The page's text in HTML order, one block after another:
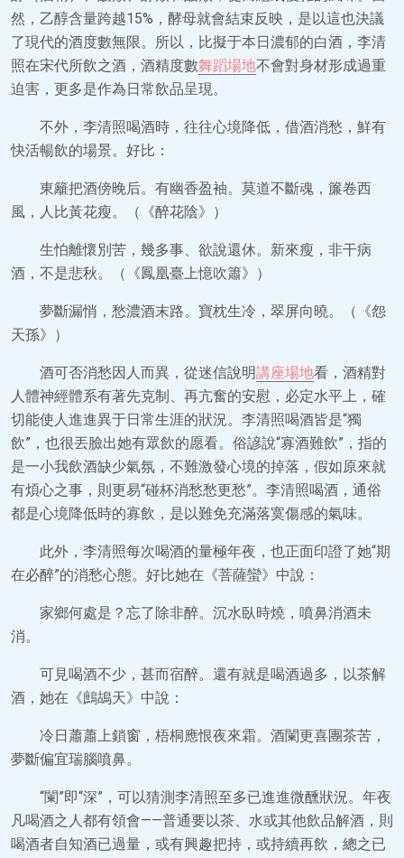
然，乙醇含量跨越15%，酵母就會結束反映，是以這也決議
了現代的酒度數無限。所以，比擬于本日濃郁的白酒，李清
照在宋代所飲之酒，酒精度數舞蹈場地不會對身材形成過重
迫害，更多是作為日常飲品呈現。
不外，李清照喝酒時，往往心境降低，借酒消愁，鮮有
快活暢飲的場景。好比：
東籬把酒傍晚后。有幽香盈袖。莫道不斷魂，簾卷西
風，人比黃花瘦。（《醉花陰》）
生怕離懷別苦，幾多事、欲說還休。新來瘦，非干病
酒，不是悲秋。（《鳳凰臺上憶吹簫》）
夢斷漏悄，愁濃酒末路。寶枕生冷，翠屏向曉。（《怨
天孫》）
酒可否消愁因人而異，從迷信說明講座場地看，酒精對
人體神經體系有著先克制、再亢奮的安慰，必定水平上，確
切能使人進進異于日常生涯的狀況。李清照喝酒皆是“獨
飲”，也很丟臉出她有眾飲的愿看。俗諺說“寡酒難飲”，指的
是一小我飲酒缺少氣氛，不難激發心境的掉落，假如原來就
有煩心之事，則更易“碰杯消愁愁更愁”。李清照喝酒，通俗
都是心境降低時的寡飲，是以難免充滿落寞傷感的氣味。
此外，李清照每次喝酒的量極年夜，也正面印證了她“期
在必醉”的消愁心態。好比她在《菩薩蠻》中說：
家鄉何處是？忘了除非醉。沉水臥時燒，噴鼻消酒未
消。
可見喝酒不少，甚而宿醉。還有就是喝酒過多，以茶解
酒，她在《鷓鴣天》中說：
冷日蕭蕭上鎖窗，梧桐應恨夜來霜。酒闌更喜團茶苦，
夢斷偏宜瑞腦噴鼻。
“闌”即“深”，可以猜測李清照至多已進進微醺狀況。年夜
凡喝酒之人都有領會——普通要以茶、水或其他飲品解酒，則
喝酒者自知酒已過量，或有興趣把持，或持續再飲，總之已